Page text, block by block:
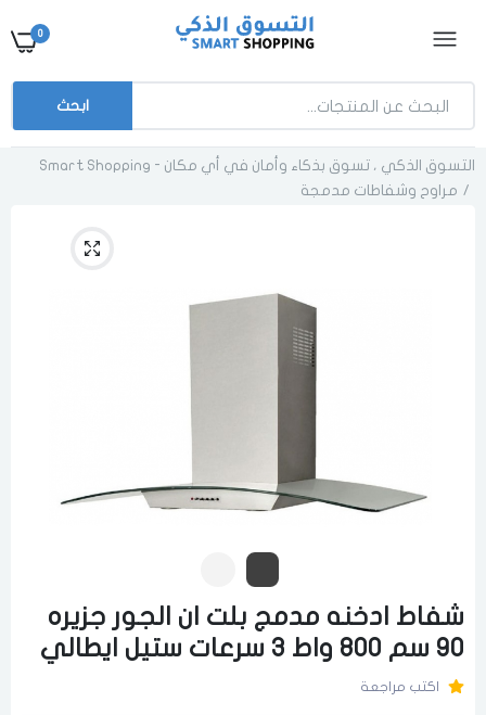
0
ابحث
التسوق الذكي ، تسوق بذكاء وأمان في أي مكان - Smart Shopping
مراوح وشفاطات مدمجة
شفاط ادخنه مدمج بلت ان الجور جزيره
90 سم 800 واط 3 سرعات ستيل ايطالي
اكتب مراجعة